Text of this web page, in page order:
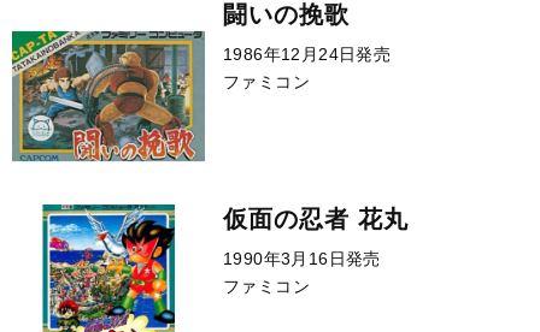
闘いの挽歌
1986年12月24日発売
ファミコン
仮面の忍者 花丸
1990年3月16日発売
ファミコン